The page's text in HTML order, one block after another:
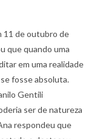
11 de outubro de
que quando uma
em uma realidade
fosse absoluta.
Gentili
ser de natureza
respondeu que